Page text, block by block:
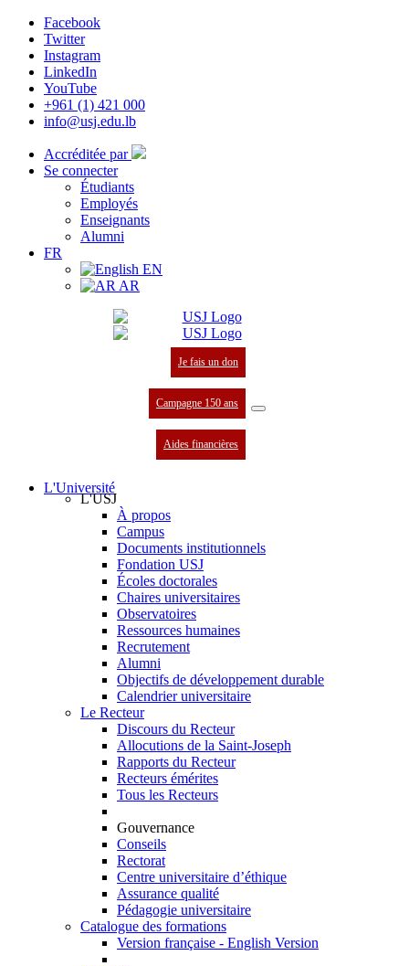
Facebook
Twitter
Instagram
LinkedIn
YouTube
+961 (1) 421 000
info@usj.edu.lb
Accréditée par
Se connecter
Étudiants
Employés
Enseignants
Alumni
FR
EN
AR
Je fais un don
Campagne 150 ans
Aides financières
L'Université
L'USJ
À propos
Campus
Documents institutionnels
Fondation USJ
Écoles doctorales
Chaires universitaires
Observatoires
Ressources humaines
Recrutement
Alumni
Objectifs de développement durable
Calendrier universitaire
Le Recteur
Discours du Recteur
Allocutions de la Saint-Joseph
Rapports du Recteur
Recteurs émérites
Tous les Recteurs
Gouvernance
Conseils
Rectorat
Centre universitaire d’éthique
Assurance qualité
Pédagogie universitaire
Catalogue des formations
Version française - English Version